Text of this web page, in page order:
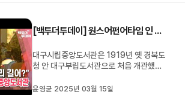
[백투더투데이] 원스어펀어타임 인 대구-대구시립중앙도서관
대구시립중앙도서관은 1919년 옛 경북도
청 안 대구부립도서관으로 처음 개관했습
청 청사, 공평동 등으로 자리를 옮겼고, 이
윤영균 2025년 03월 15일